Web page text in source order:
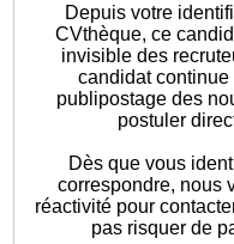
Depuis votre
CVthèque, ce
invisible des
candidat
publipostage des
postuler
Dès que vous
correspondre, nous
réactivité pour
pas risquer de